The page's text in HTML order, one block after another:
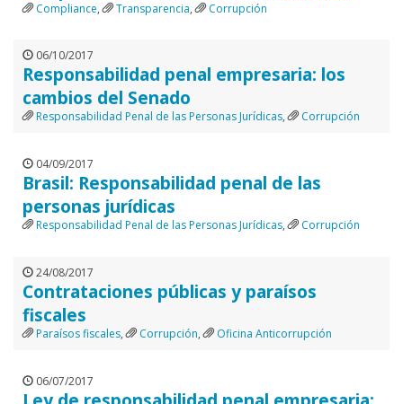
Compliance, Transparencia, Corrupción
06/10/2017
Responsabilidad penal empresaria: los
cambios del Senado
Responsabilidad Penal de las Personas Jurídicas, Corrupción
04/09/2017
Brasil: Responsabilidad penal de las
personas jurídicas
Responsabilidad Penal de las Personas Jurídicas, Corrupción
24/08/2017
Contrataciones públicas y paraísos
fiscales
Paraísos fiscales, Corrupción, Oficina Anticorrupción
06/07/2017